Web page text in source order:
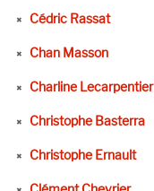
Cédric Rassat
Chan Masson
Charline Lecarpentier
Christophe Basterra
Christophe Ernault